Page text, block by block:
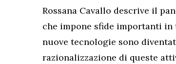
Rossana Cavallo descrive il
che impone sfide importanti
nuove tecnologie sono
razionalizzazione di queste